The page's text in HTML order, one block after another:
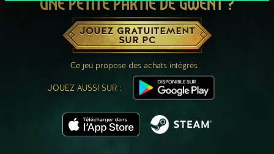
UNE PETITE PARTIE DE GWENT ?
JOUEZ GRATUITEMENT
SUR PC
Ce jeu propose des achats intégrés
JOUEZ AUSSI SUR :